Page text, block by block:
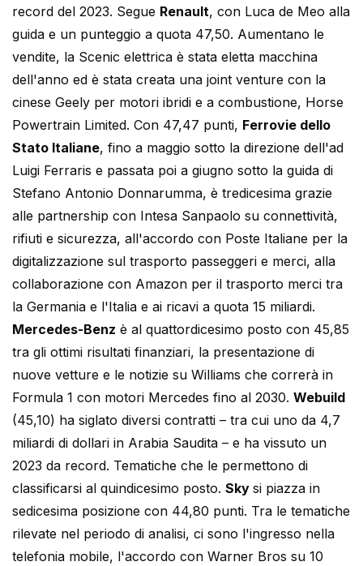
record del 2023. Segue Renault, con Luca de Meo alla
guida e un punteggio a quota 47,50. Aumentano le
vendite, la Scenic elettrica è stata eletta macchina
dell'anno ed è stata creata una joint venture con la
cinese Geely per motori ibridi e a combustione, Horse
Powertrain Limited. Con 47,47 punti, Ferrovie dello
Stato Italiane, fino a maggio sotto la direzione dell'ad
Luigi Ferraris e passata poi a giugno sotto la guida di
Stefano Antonio Donnarumma, è tredicesima grazie
alle partnership con Intesa Sanpaolo su connettività,
rifiuti e sicurezza, all'accordo con Poste Italiane per la
digitalizzazione sul trasporto passeggeri e merci, alla
collaborazione con Amazon per il trasporto merci tra
la Germania e l'Italia e ai ricavi a quota 15 miliardi.
Mercedes-Benz è al quattordicesimo posto con 45,85
tra gli ottimi risultati finanziari, la presentazione di
nuove vetture e le notizie su Williams che correrà in
Formula 1 con motori Mercedes fino al 2030. Webuild
(45,10) ha siglato diversi contratti – tra cui uno da 4,7
miliardi di dollari in Arabia Saudita – e ha vissuto un
2023 da record. Tematiche che le permettono di
classificarsi al quindicesimo posto. Sky si piazza in
sedicesima posizione con 44,80 punti. Tra le tematiche
rilevate nel periodo di analisi, ci sono l'ingresso nella
telefonia mobile, l'accordo con Warner Bros su 10